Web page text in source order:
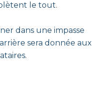
le tout.
dans une impasse
sera donnée aux